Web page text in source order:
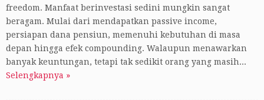
freedom. Manfaat berinvestasi sedini mungkin sangat
beragam. Mulai dari mendapatkan passive income,
persiapan dana pensiun, memenuhi kebutuhan di masa
depan hingga efek compounding. Walaupun menawarkan
banyak keuntungan, tetapi tak sedikit orang yang masih...
Selengkapnya »